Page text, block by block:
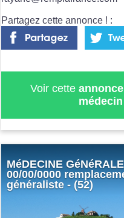
Partagez cette annonce ! :
Voir cette
MéDECINE
00/00/0000
généraliste - (52)